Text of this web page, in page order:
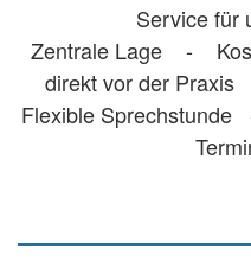
Service für
Zentrale Lage -
direkt vor der
Flexible